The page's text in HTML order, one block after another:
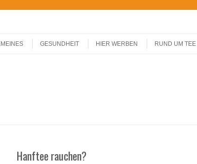
GESUNDHEIT HIER WERBEN RUND UM TEE
Hanftee rauchen?